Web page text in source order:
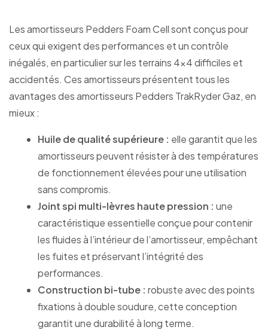
Les amortisseurs Pedders Foam Cell sont conçus pour
ceux qui exigent des performances et un contrôle
inégalés, en particulier sur les terrains 4×4 difficiles et
accidentés. Ces amortisseurs présentent tous les
avantages des amortisseurs Pedders TrakRyder Gaz, en
mieux :
Huile de qualité supérieure : elle garantit que les
amortisseurs peuvent résister à des températures
de fonctionnement élevées pour une utilisation
sans compromis.
Joint spi multi-lèvres haute pression : une
caractéristique essentielle conçue pour contenir
les fluides à l’intérieur de l’amortisseur, empêchant
les fuites et préservant l’intégrité des
performances.
Construction bi-tube : robuste avec des points
fixations à double soudure, cette conception
garantit une durabilité à long terme.